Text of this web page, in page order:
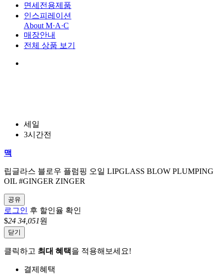
면세전용제품
인스피레이션
About M·A·C
매장안내
전체 상품 보기
세일
3시간전
맥
립글라스 블로우 플럼핑 오일 LIPGLASS BLOW PLUMPING
OIL #GINGER ZINGER
공유
로그인 후 할인율 확인
$24 34,051원
닫기
클릭하고 최대 혜택을 적용해보세요!
결제혜택